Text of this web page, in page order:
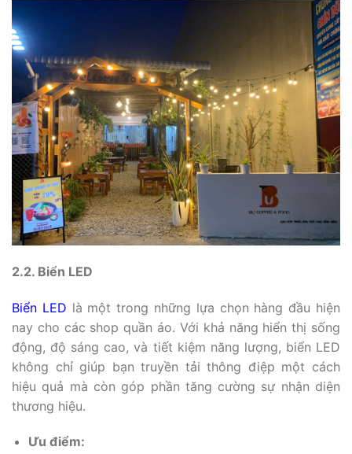
2.2. Biển LED
Biển LED là một trong những lựa chọn hàng đầu hiện
nay cho các shop quần áo. Với khả năng hiển thị sống
động, độ sáng cao, và tiết kiệm năng lượng, biển LED
không chỉ giúp bạn truyền tải thông điệp một cách
hiệu quả mà còn góp phần tăng cường sự nhận diện
thương hiệu.
Ưu điểm: